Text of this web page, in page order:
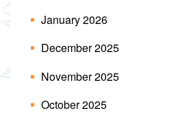
January 2026
December 2025
November 2025
October 2025